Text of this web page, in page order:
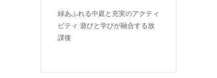
緑あふれる中庭と充実のアクティ
ビティ 遊びと学びが融合する放
課後